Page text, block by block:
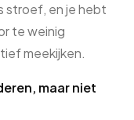
stroef, en je hebt
te weinig
meekijken.
maar niet